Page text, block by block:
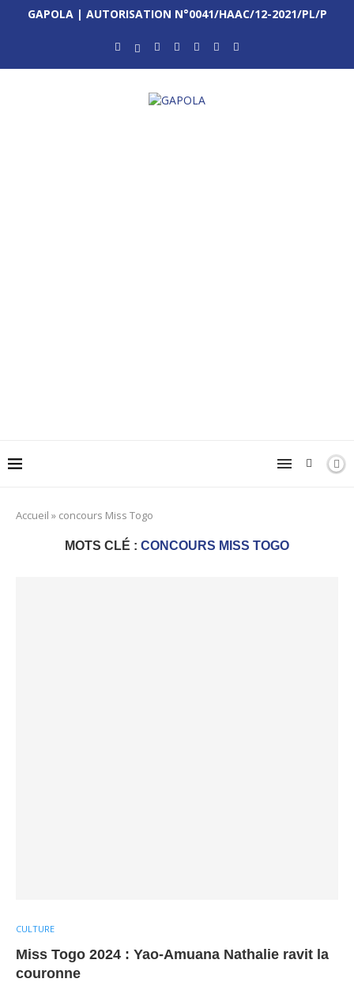
GAPOLA | AUTORISATION N°0041/HAAC/12-2021/PL/P
Accueil » concours Miss Togo
MOTS CLÉ : CONCOURS MISS TOGO
CULTURE
Miss Togo 2024 : Yao-Amuana Nathalie ravit la
couronne